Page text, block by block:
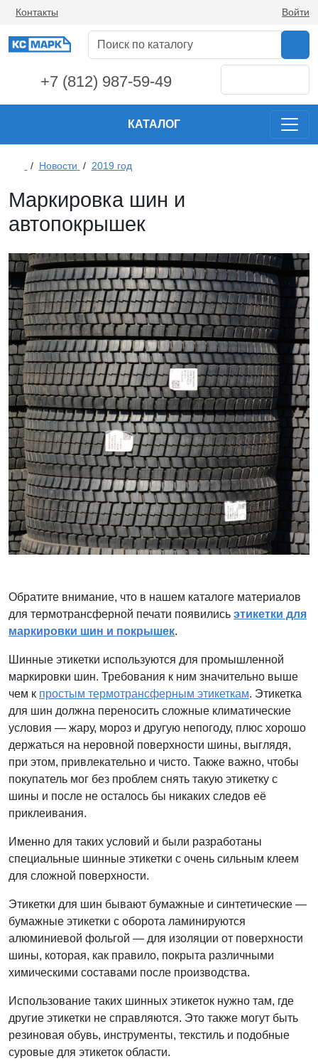
Контакты Войти
+7 (812) 987-59-49
КАТАЛОГ
/ Новости / 2019 год
Маркировка шин и
автопокрышек
Обратите внимание, что в нашем каталоге материалов
для термотрансферной печати появились этикетки для
маркировки шин и покрышек.
Шинные этикетки используются для промышленной
маркировки шин. Требования к ним значительно выше
чем к простым термотрансферным этикеткам. Этикетка
для шин должна переносить сложные климатические
условия — жару, мороз и другую непогоду, плюс хорошо
держаться на неровной поверхности шины, выглядя,
при этом, привлекательно и чисто. Также важно, чтобы
покупатель мог без проблем снять такую этикетку с
шины и после не осталось бы никаких следов её
приклеивания.
Именно для таких условий и были разработаны
специальные шинные этикетки с очень сильным клеем
для сложной поверхности.
Этикетки для шин бывают бумажные и синтетические —
бумажные этикетки с оборота ламинируются
алюминиевой фольгой — для изоляции от поверхности
шины, которая, как правило, покрыта различными
химическими составами после производства.
Использование таких шинных этикеток нужно там, где
другие этикетки не справляются. Это также могут быть
резиновая обувь, инструменты, текстиль и подобные
суровые для этикеток области.